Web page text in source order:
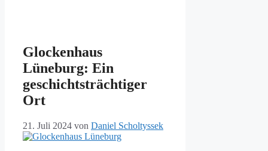
Glockenhaus
Lüneburg: Ein
geschichtsträchtiger
Ort
21. Juli 2024 von Daniel Scholtyssek